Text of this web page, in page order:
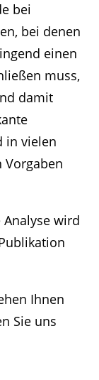
bei
bei denen
einen
muss,
damit
in vielen
wird
Ihnen
Sie uns